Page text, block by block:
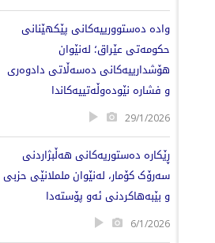
وادە دەستوورییەکانی پێکهێنانی
حکومەتی عێراق؛ لەنێوان
هۆشدارییەکانی دەسەڵاتی دادوەری
و فشارە نێودەوڵەتییەکاندا
29/1/2026
ڕێكارە دەستوریەکانی هەڵبژاردنی
سەرۆک کۆمار، لەنێوان ململانێی حزبی
و بێبەهاکردنی ئەو پۆستەدا
6/1/2026